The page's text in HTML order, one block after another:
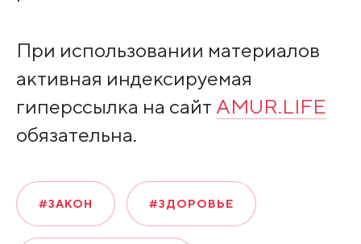
При использовании материалов
активная индексируемая
гиперссылка на сайт AMUR.LIFE
обязательна.
#ЗАКОН #ЗДОРОВЬЕ